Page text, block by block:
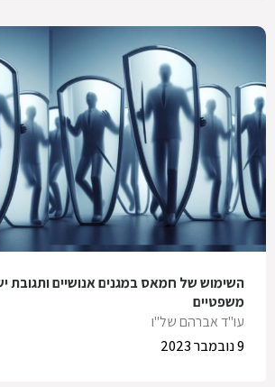
השימוש של חמאס במגנים אנושיים ותגובת
משפטיים
עו"ד אברהם של"ו
9 נובמבר 2023